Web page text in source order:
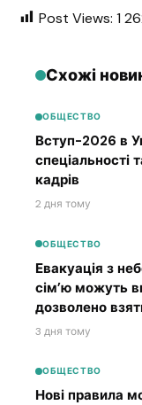
Post Views: 1
Схожі
ОБЩЕСТВО
Вступ-2026 в
спеціальності
кадрів
2 дня тому
ОБЩЕСТВО
Евакуація з
сім’ю можуть
дозволено
3 дня тому
ОБЩЕСТВО
Нові правила